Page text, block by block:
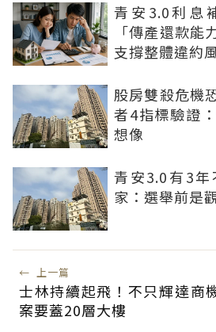
青安3.0利息
「傳產還款能
支撐整體違約
股房雙殺危機
者4指標驗證
想像
青安3.0有3
家：選舉前是
← 上一篇
士林持續起飛！不只輝達商
案要蓋20層大樓